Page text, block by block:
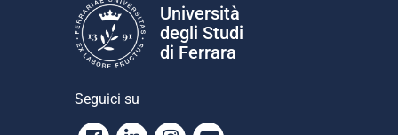
Università
degli Studi
di Ferrara
Seguici su